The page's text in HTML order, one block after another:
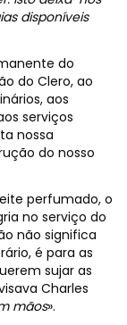
disponíveis
do
do Clero, ao
aos
serviços
nossa
do nosso
perfumado, o
no serviço do
não significa
é para as
sujar as
Charles
mãos».